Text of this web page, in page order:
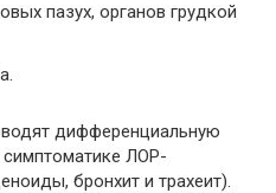
пазух, органов грудкой
дифференциальную
ЛОР-
бронхит и трахеит).